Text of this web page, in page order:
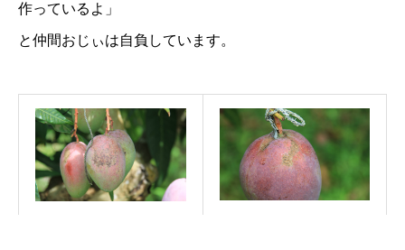
作っているよ」
と仲間おじぃは自負しています。